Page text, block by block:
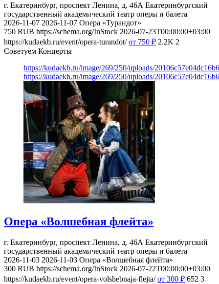
г. Екатеринбург, проспект Ленина, д. 46А Екатеринбургский
государственный академический театр оперы и балета
2026-11-07 2026-11-07 Опера «Турандот»
750 RUB https://schema.org/InStock 2026-07-23T00:00:00+03:00
https://kudaekb.ru/event/opera-turandot/ от 750 ₽ 2.2K 2
Советуем Концерты
https://kudaekb.ru/image/269/250/uploads/
https://kudaekb.ru/image/269/250/uploads/
Опера «Волшебная флейта»
г. Екатеринбург, проспект Ленина, д. 46А Екатеринбургский
государственный академический театр оперы и балета
2026-11-03 2026-11-03 Опера «Волшебная флейта»
300 RUB https://schema.org/InStock 2026-07-22T00:00:00+03:00
https://kudaekb.ru/event/opera-volshebnaja-flejta/ от 300 ₽ 652 3